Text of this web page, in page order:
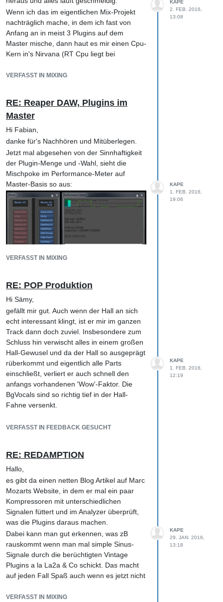
Wenn ich das im eigentlichen Mix-Projekt
nachträglich mache, in dem ich fast von
Anfang an in meist 3 Plugins auf dem
Master mische, dann haut es mir einen Cpu-
Kern in's Nirvana (RT Cpu liegt bei
völlig merkwürdig.
aufzugeben 😉
Das cockos Forum hat mich leider bislang
auch nicht so recht zum Knackpunkt geführt
Beste Grüße,
Klaus
VERFASST IN MIXING
KAPE
2. FEB. 2016,
13:08
RE: Reaper DAW, Plugins im
Master
Hi Fabian,
danke für's Nachhören und Mitüberlegen.
Jetzt mal abgesehen von der Sinnhaftigkeit
der Plugin-Menge und -Wahl, sieht die
Mischpoke im Performance-Meter auf
Master-Basis so aus:
und die Kopien auf Trackebene aktiviere,
VERFASST IN MIXING
KAPE
1. FEB. 2016,
19:06
RE: POP Produktion
Hi Sämy,
gefällt mir gut. Auch wenn der Hall an sich
echt interessant klingt, ist er mir im ganzen
Track dann doch zuviel. Insbesondere zum
Schluss hin verwischt alles in einem großen
Hall-Gewusel und da der Hall so ausgeprägt
rüberkommt und eigentlich alle Parts
einschließt, verliert er auch schnell den
anfangs vorhandenen 'Wow'-Faktor. Die
BgVocals sind so richtig tief in der Hall-
Fahne versenkt.
durchgehende lange Effekt irgendwie den
stärkerer Kontrast zwischen Laut/Leise und
Nah/Fern dürfte dem Song gut stehen.
Aber eigentlich ist das nur ne Kleinigkeit und
insgesamt habe ich mir den Track gerne
angehört. Bin gespannt, was Du noch so
produzierst.
Schön, dass Du den Track hier eingestellt
hast. Hast Du denn selber irgendwo
Bedenken hinsichtlich der Produktion und
des Mixes?
Beste Grüße,
Klaus
VERFASST IN FEEDBACK GESUCHT
KAPE
1. FEB. 2016,
12:19
RE: REDAMPTION
Hallo,
es gibt da einen netten Blog Artikel auf Marc
Mozarts Website, in dem er mal ein paar
Kompressoren mit unterschiedlichen
Signalen füttert und im Analyzer überprüft,
was die Plugins daraus machen.
Dabei kann man gut erkennen, was zB
rauskommt wenn man mal simple Sinus-
Signale durch die berüchtigten Vintage
Plugins a la La2a & Co schickt. Das macht
auf jeden Fall Spaß auch wenn es jetzt nicht
Aspekte bringt.
VERFASST IN MIXING
KAPE
29. JAN. 2016,
13:18